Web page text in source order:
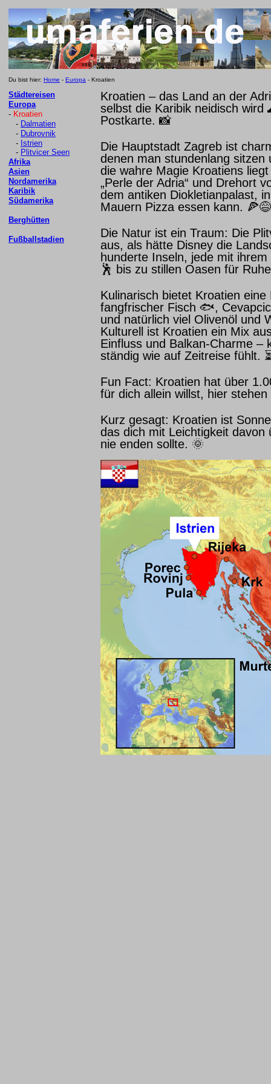
Du bist hier: Home - Europa - Kroatien
Städtereisen
Europa
- Kroatien
- Dalmatien
- Dubrovnik
- Istrien
- Plitvicer Seen
Afrika
Asien
Nordamerika
Karibik
Südamerika
Berghütten
Fußballstadien
Kroatien – das Land an der
selbst die Karibik neidisch wird
Postkarte. 📸
Die Hauptstadt Zagreb ist
denen man stundenlang
die wahre Magie Kroatiens
„Perle der Adria“ und Drehort
dem antiken Diokletianpalast,
Mauern Pizza essen kann. 🍕😅
Die Natur ist ein Traum: Die
aus, als hätte Disney die
hunderte Inseln, jede mit
🕺 bis zu stillen Oasen für
Kulinarisch bietet Kroatien
fangfrischer Fisch 🐟,
und natürlich viel Olivenöl und
Kulturell ist Kroatien ein Mix
Einfluss und Balkan-Charme –
ständig wie auf Zeitreise fühlt.
Fun Fact: Kroatien hat über
für dich allein willst, hier
Kurz gesagt: Kroatien ist
das dich mit Leichtigkeit
nie enden sollte. 🌞